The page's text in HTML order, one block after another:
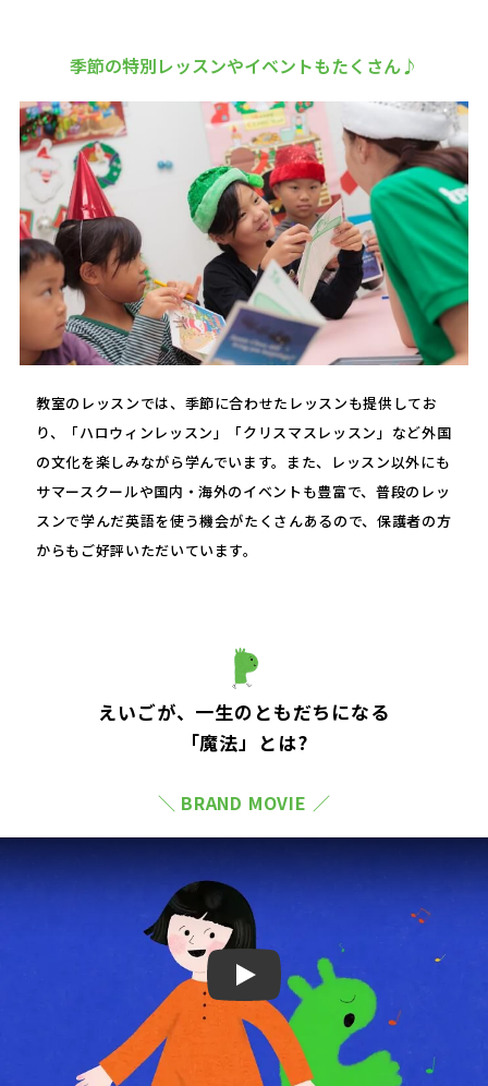
季節の特別レッスンやイベントもたくさん♪
教室のレッスンでは、季節に合わせたレッスンも提供してお
り、「ハロウィンレッスン」「クリスマスレッスン」など外国
の文化を楽しみながら学んでいます。また、レッスン以外にも
サマースクールや国内・海外のイベントも豊富で、普段のレッ
スンで学んだ英語を使う機会がたくさんあるので、保護者の方
からもご好評いただいています。
えいごが、一生のともだちになる
「魔法」とは?
＼ BRAND MOVIE ／